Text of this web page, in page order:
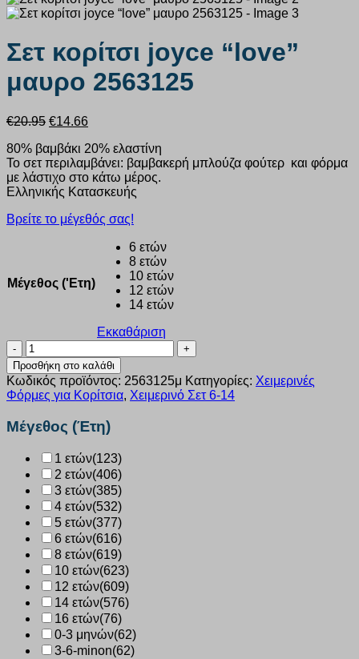
Σετ κορίτσι joyce “love”
μαυρο 2563125
€20.95 Original
was:
€20.95.
€14.66Η
τιμή
είναι:
€14.66.
80% βαμβάκι 20% ελαστίνη
Το σετ περιλαμβάνει: βαμβακερή μπλούζα φούτερ και φόρμα
με λάστιχο στο κάτω μέρος.
Ελληνικής Κατασκευής
Βρείτε το μέγεθός σας!
Μέγεθος ('Ετη)
6 ετών
8 ετών
10 ετών
12 ετών
14 ετών
Εκκαθάριση
Σετ
κορίτσι
joyce
“love”
μαυρο
2563125
ποσότητα
Προσθήκη στο καλάθι
Κωδικός προϊόντος: 2563125μ Κατηγορίες: Χειμερινές
Φόρμες για Κορίτσια, Χειμερινό Σετ 6-14
Μέγεθος (Έτη)
1 ετών(123)
2 ετών(406)
3 ετών(385)
4 ετών(532)
5 ετών(377)
6 ετών(616)
8 ετών(619)
10 ετών(623)
12 ετών(609)
14 ετών(576)
16 ετών(76)
0-3 μηνών(62)
3-6-minon(62)